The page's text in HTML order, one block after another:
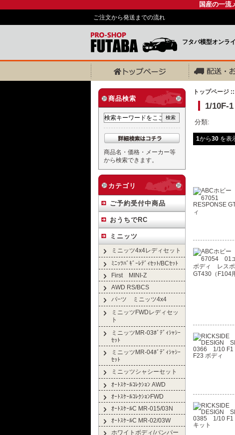
国産の一流
ご注文から発送までの流れ
フタバ模型オンラ
商品検索
商品名・価格・メーカー等
から検索できます。
カテゴリ
ご予約受付中商品
おうちでRC
ミニッツ
ミニッツ4x4レディセット
ﾐﾆｯﾂﾊﾞｷﾞｰﾚﾃﾞｨｾｯﾄ/BCｾｯﾄ
First MINI-Z
AWD RS/BCS
パ−ツ ミニッツ4x4
ミニッツFWDレディセッ
ト
ミニッツMR-03ﾎﾞﾃﾞｨｼｬｼｰ
ｾｯﾄ
ミニッツMR-04ﾎﾞﾃﾞｨｼｬｼｰ
ｾｯﾄ
ミニッツシャシーセット
ｵｰﾄｽｹｰﾙｺﾚｸｼｮﾝ AWD
ｵｰﾄｽｹｰﾙｺﾚｸｼｮﾝFWD
ｵｰﾄｽｹｰﾙC MR-015/03N
ｵｰﾄｽｹｰﾙC MR-02/03W
ホワイトボディ/バンパー
トップページ
1/10F-
分類:
1から30を表